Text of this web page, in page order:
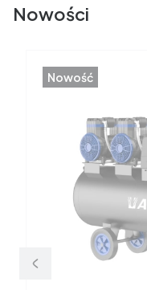
Nowości
Nowość